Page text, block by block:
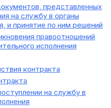
представленных
на службу в органы
и принятие по ним решений
правоотношений
исполнения
контракта
на службу в